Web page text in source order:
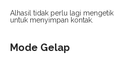
Alhasil tidak perlu lagi
untuk menyimpan kontak.
Mode Gelap